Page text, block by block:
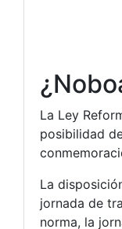
La Ley
posibilidad
La
jornada de
norma, la